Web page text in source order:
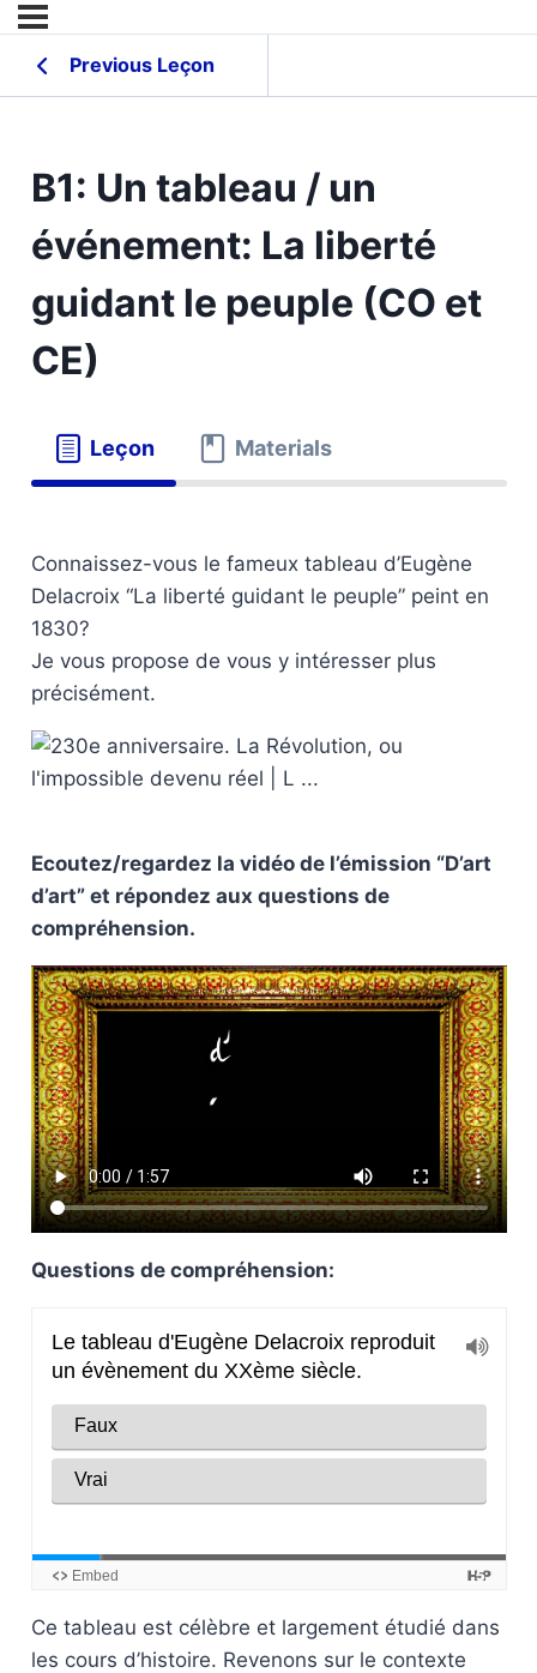
Previous Leçon
B1: Un tableau / un
événement: La liberté
guidant le peuple (CO et
CE)
Leçon Materials
Connaissez-vous le fameux tableau d’Eugène
Delacroix “La liberté guidant le peuple” peint en
1830?
Je vous propose de vous y intéresser plus
précisément.
Ecoutez/regardez la vidéo de l’émission “D’art
d’art” et répondez aux questions de
compréhension.
Questions de compréhension:
Ce tableau est célèbre et largement étudié dans
les cours d’histoire. Revenons sur le contexte